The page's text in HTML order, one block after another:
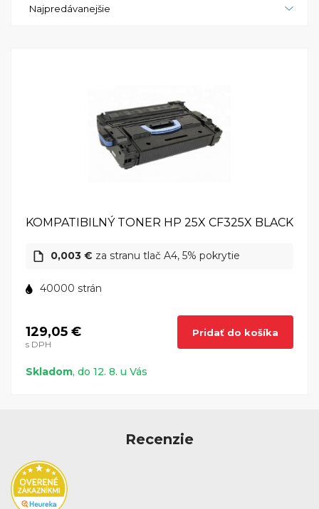
nad tlačovými úlohami. HP LaserJet Enterprise
partnera pre vysokovýkonnú a bezproblémovú
firemnú tlač. HP LaserJet Enterprise M806x+ - váš
spoľahlivý partner pre firemnú produktivitu.
Najpredávanejšie
KOMPATIBILNÝ TONER HP 25X CF325X BLACK
0,003 € za stranu tlač A4, 5% pokrytie
40000 strán
129,05 €
s DPH
Pridať do košíka
Skladom, do 12. 8. u Vás
Recenzie